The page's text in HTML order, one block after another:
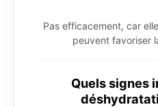
Pas efficacement, car
peuvent favoriser
Quels signes